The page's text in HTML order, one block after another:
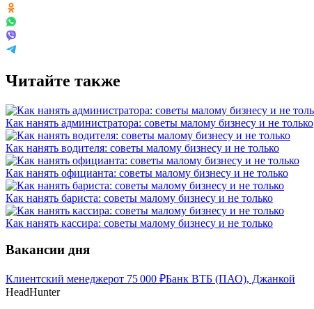
Читайте также
Как нанять администратора: советы малому бизнесу и не только
Как нанять водителя: советы малому бизнесу и не только
Как нанять официанта: советы малому бизнесу и не только
Как нанять бариста: советы малому бизнесу и не только
Как нанять кассира: советы малому бизнесу и не только
Вакансии дня
Клиентский менеджерот 75 000 ₽Банк ВТБ (ПАО), Джанкой
HeadHunter